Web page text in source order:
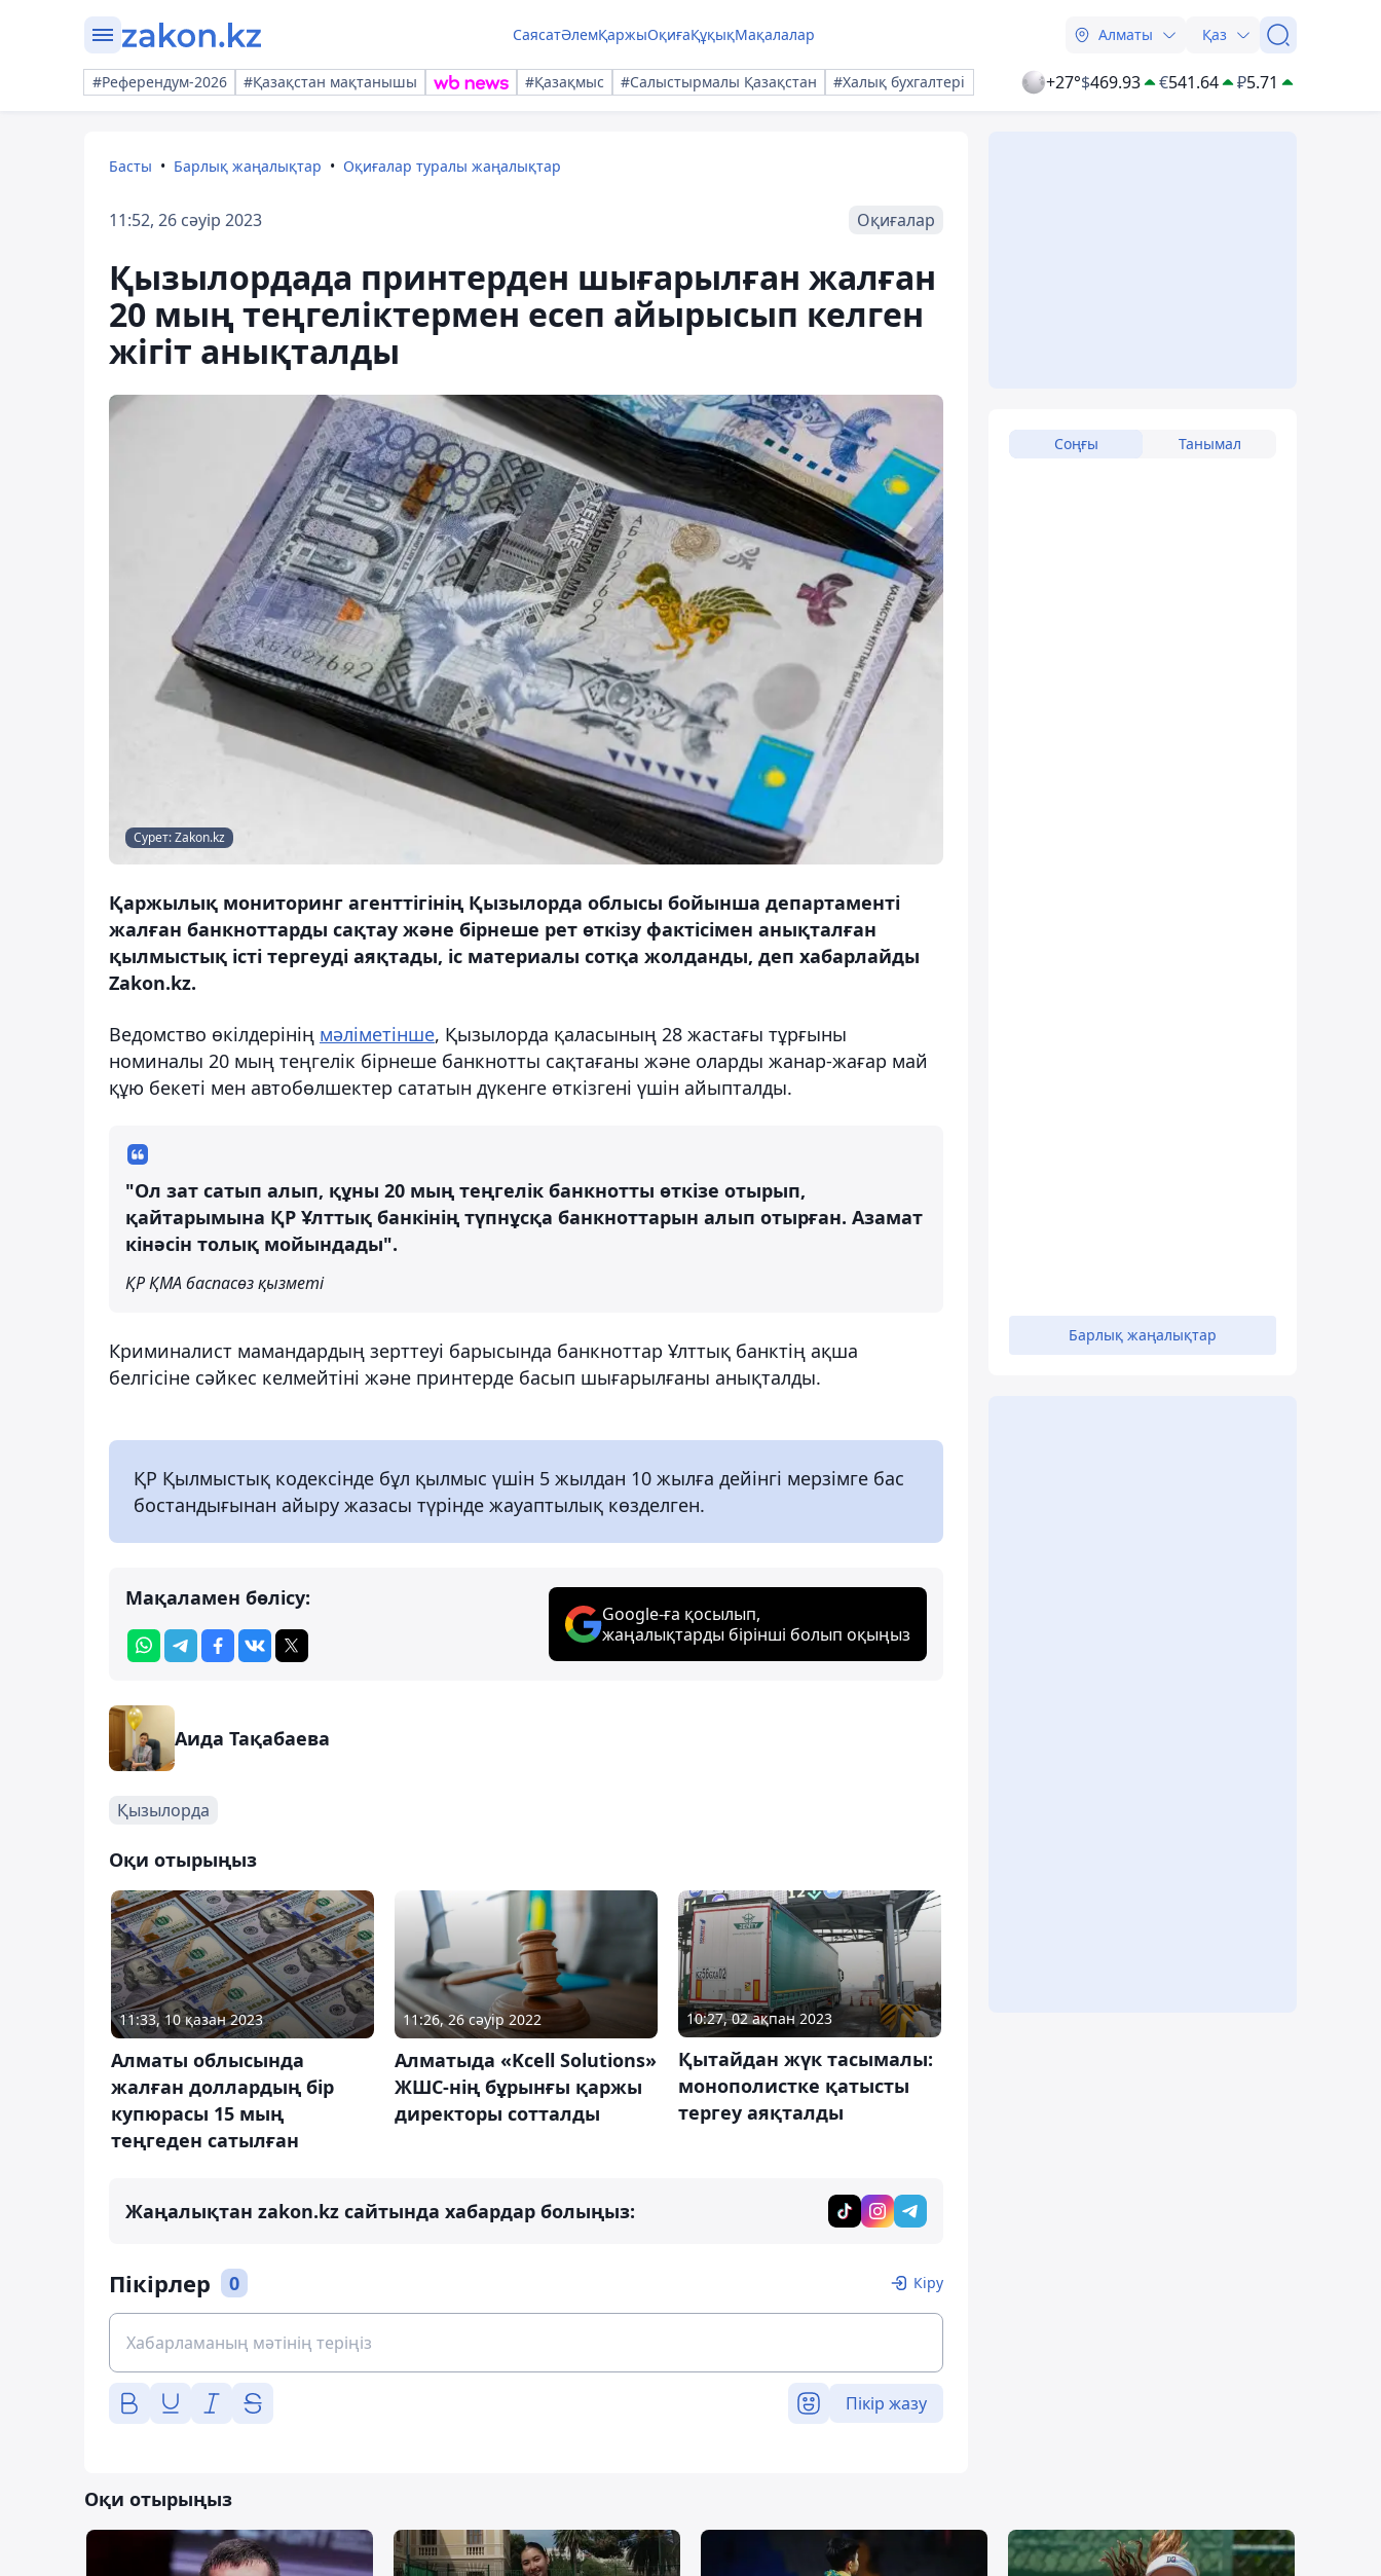
СаясатӘлемҚаржыОқиғаҚұқықМақалалар Алматы Қаз
#Референдум-2026 #Қазақстан мақтанышы #Қазақмыс #Салыстырмалы Қазақстан #Халық бухгалтері +27°$469.93 €541.64 ₽5.71
Басты Барлық жаңалықтар Оқиғалар туралы жаңалықтар
11:52, 26 сәуір 2023 Оқиғалар
Қызылордада принтерден шығарылған жалған
20 мың теңгеліктермен есеп айырысып келген
жігіт анықталды
Сурет: Zakon.kz
Қаржылық мониторинг агенттігінің Қызылорда облысы бойынша департаменті
жалған банкноттарды сақтау және бірнеше рет өткізу фактісімен анықталған
қылмыстық істі тергеуді аяқтады, іс материалы сотқа жолданды, деп хабарлайды
Zakon.kz.
Ведомство өкілдерінің мәліметінше, Қызылорда қаласының 28 жастағы тұрғыны
номиналы 20 мың теңгелік бірнеше банкнотты сақтағаны және оларды жанар-жағар май
құю бекеті мен автобөлшектер сататын дүкенге өткізгені үшін айыпталды.
"Ол зат сатып алып, құны 20 мың теңгелік банкнотты өткізе отырып,
қайтарымына ҚР Ұлттық банкінің түпнұсқа банкноттарын алып отырған. Азамат
кінәсін толық мойындады".
ҚР ҚМА баспасөз қызметі
Криминалист мамандардың зерттеуі барысында банкноттар Ұлттық банктің ақша
белгісіне сәйкес келмейтіні және принтерде басып шығарылғаны анықталды.
ҚР Қылмыстық кодексінде бұл қылмыс үшін 5 жылдан 10 жылға дейінгі мерзімге бас
бостандығынан айыру жазасы түрінде жауаптылық көзделген.
Мақаламен бөлісу:
Google-ға қосылып,
жаңалықтарды бірінші болып оқыңыз
Аида Тақабаева
Қызылорда
Оқи отырыңыз
11:33, 10 қазан 2023
Алматы облысында
жалған доллардың бір
купюрасы 15 мың
теңгеден сатылған
11:26, 26 сәуір 2022
Алматыда «Kcell Solutions»
ЖШС-нің бұрынғы қаржы
директоры сотталды
10:27, 02 ақпан 2023
Қытайдан жүк тасымалы:
монополистке қатысты
тергеу аяқталды
Жаңалықтан zakon.kz сайтында хабардар болыңыз:
Пікірлер 0 Кіру
Пікір жазу
Соңғы Танымал
Барлық жаңалықтар
Оқи отырыңыз